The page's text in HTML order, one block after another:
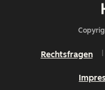
Rechtsfragen